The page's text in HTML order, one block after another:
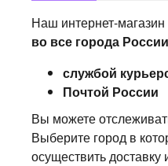
Наш интернет-
во все города
службой
Почтой России
Вы можете
Выберите город в
осуществить доставку